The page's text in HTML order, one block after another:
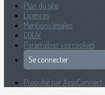
Plan du site
Licences
Mentions légales
CGUV
Paramétrer vos cookies
Se connecter
Propulsé par